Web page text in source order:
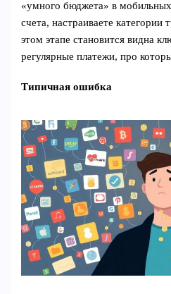
«умного бюджета» в
счета, настраиваете
этом этапе становится видна
регулярные платежи, про
Типичная ошибка